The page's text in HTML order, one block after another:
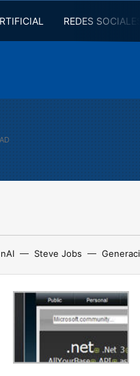
REDES
Steve Jobs